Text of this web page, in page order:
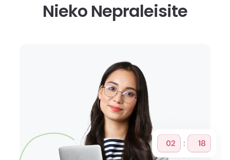
Nieko Nepraleisite